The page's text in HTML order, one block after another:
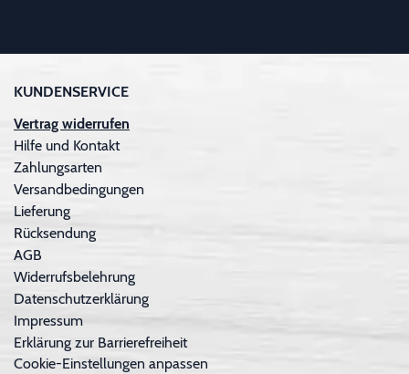
KUNDENSERVICE
Vertrag widerrufen
Hilfe und Kontakt
Zahlungsarten
Versandbedingungen
Lieferung
Rücksendung
AGB
Widerrufsbelehrung
Datenschutzerklärung
Impressum
Erklärung zur Barrierefreiheit
Cookie-Einstellungen anpassen